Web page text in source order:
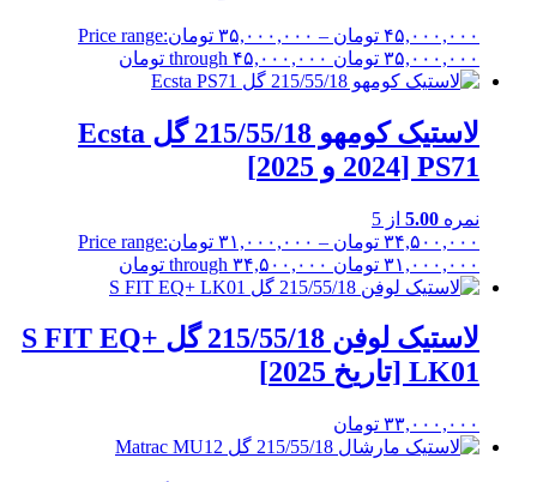
۴۵,۰۰۰,۰۰۰ تومان – ۳۵,۰۰۰,۰۰۰ تومانPrice range:
۳۵,۰۰۰,۰۰۰ تومان through ۴۵,۰۰۰,۰۰۰ تومان
لاستیک کومهو 215/55/18 گل Ecsta
PS71 [2024 و 2025]
نمره 5.00 از 5
۳۴,۵۰۰,۰۰۰ تومان – ۳۱,۰۰۰,۰۰۰ تومانPrice range:
۳۱,۰۰۰,۰۰۰ تومان through ۳۴,۵۰۰,۰۰۰ تومان
لاستیک لوفن 215/55/18 گل S FIT EQ+
LK01 [تاریخ 2025]
۳۳,۰۰۰,۰۰۰ تومان